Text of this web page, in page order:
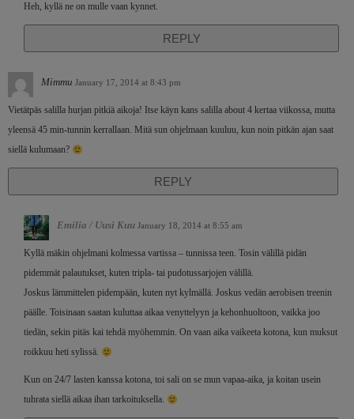
Heh, kyllä ne on mulle vaan kynnet.
REPLY
Mimmu January 17, 2014 at 8:43 pm
Vietätpäs salilla hurjan pitkiä aikoja! Itse käyn kans salilla about 4 kertaa viikossa, mutta
yleensä 45 min-tunnin kerrallaan. Mitä sun ohjelmaan kuuluu, kun noin pitkän ajan saat
siellä kulumaan?
REPLY
Emilia / Uusi Kuu January 18, 2014 at 8:55 am
Kyllä mäkin ohjelmani kolmessa vartissa – tunnissa teen. Tosin välillä pidän
pidemmät palautukset, kuten tripla- tai pudotussarjojen välillä.
Joskus lämmittelen pidempään, kuten nyt kylmällä. Joskus vedän aerobisen treenin
päälle. Toisinaan saatan kuluttaa aikaa venyttelyyn ja kehonhuoltoon, vaikka joo
tiedän, sekin pitäs kai tehdä myöhemmin. On vaan aika vaikeeta kotona, kun muksut
roikkuu heti sylissä.
Kun on 24/7 lasten kanssa kotona, toi sali on se mun vapaa-aika, ja koitan usein
tuhrata siellä aikaa ihan tarkoituksella.